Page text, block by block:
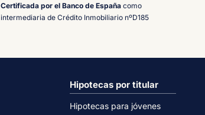
Certificada por el Banco de España como
intermediaria de Crédito Inmobiliario nºD185
Hipotecas por titular
Hipotecas para jóvenes